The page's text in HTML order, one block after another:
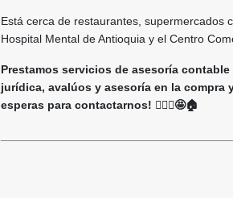
Está cerca de restaurantes, supermercados
Hospital Mental de Antioquia y el Centro
Prestamos servicios de asesoría
jurídica, avalúos y asesoría en la compra
esperas para contactarnos! 🙋🏻‍♀️🤩🏠